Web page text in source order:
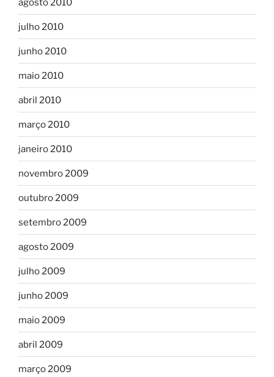
agosto 2010
julho 2010
junho 2010
maio 2010
abril 2010
março 2010
janeiro 2010
novembro 2009
outubro 2009
setembro 2009
agosto 2009
julho 2009
junho 2009
maio 2009
abril 2009
março 2009